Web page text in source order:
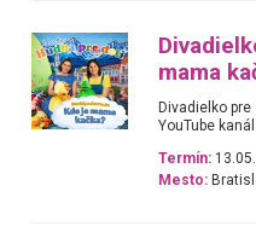
mama
Divadielko
YouTube
Termín:
Mesto: